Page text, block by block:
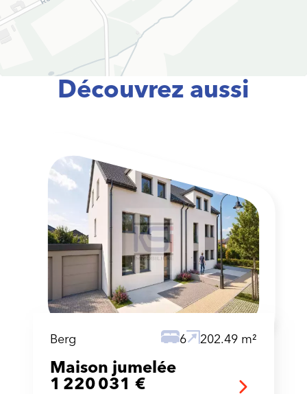
Découvrez aussi
Berg 6 202.49 m²
Maison jumelée
1 220 031 €